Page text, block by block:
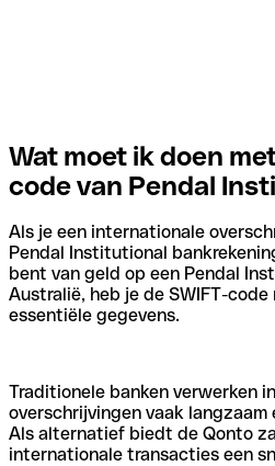
Wat moet ik doen
code van Pendal
Als je een internationale
Pendal Institutional
bent van geld op een Pendal
Australië, heb je de SWIFT-
essentiële gegevens.
Traditionele banken verwerken
overschrijvingen vaak langzaam
Als alternatief biedt de Qonto
internationale transacties een